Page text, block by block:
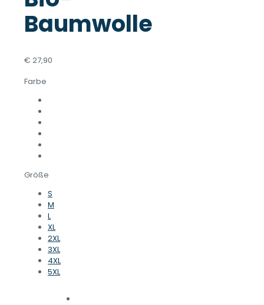
Baumwolle
€ 27,90
Farbe
Größe
S
M
L
XL
2XL
3XL
4XL
5XL